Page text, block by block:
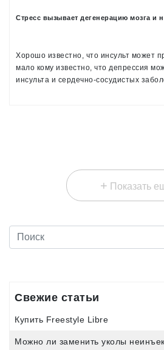
Стресс вызывает дегенерацию мозга и
Хорошо известно, что инсульт может
мало кому известно, что депрессия
инсульта и сердечно-сосудистых
+ Показать
Свежие статьи
Купить Freestyle Libre
Можно ли заменить уколы